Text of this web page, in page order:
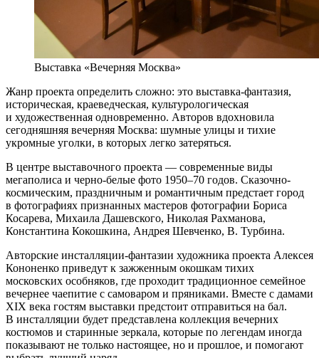
Выставка «Вечерняя Москва»
Жанр проекта определить сложно: это выставка-фантазия,
историческая, краеведческая, культурологическая
и художественная одновременно. Авторов вдохновила
сегодняшняя вечерняя Москва: шумные улицы и тихие
укромные уголки, в которых легко затеряться.
В центре выставочного проекта — современные виды
мегаполиса и черно-белые фото 1950–70 годов. Сказочно-
космическим, праздничным и романтичным предстает город
в фотографиях признанных мастеров фотографии Бориса
Косарева, Михаила Дашевского, Николая Рахманова,
Константина Кокошкина, Андрея Шевченко, В. Турбина.
Авторские инсталляции-фантазии художника проекта Алексея
Кононенко приведут к зажженным окошкам тихих
московских особняков, где проходит традиционное семейное
вечернее чаепитие с самоваром и пряниками. Вместе с дамами
XIX века гостям выставки предстоит отправиться на бал.
В инсталляции будет представлена коллекция вечерних
костюмов и старинные зеркала, которые по легендам иногда
показывают не только настоящее, но и прошлое, и помогают